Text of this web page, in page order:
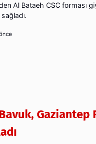
Al Bataeh CSC forması
Gaziantep